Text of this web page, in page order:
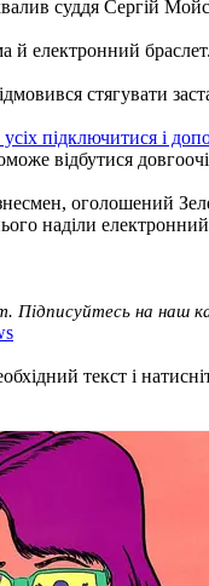
суддя Сергій
й електронний
стягувати
підключитися і
відбутися
оголошений
наділи
Підписуйтесь на наш
текст і